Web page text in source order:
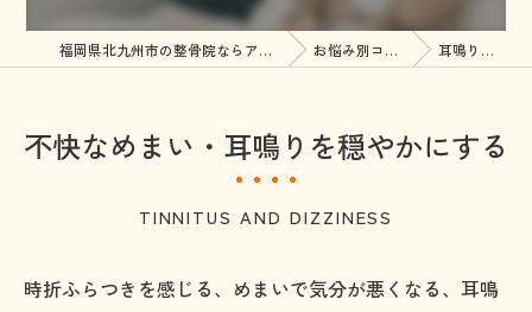
福岡県北九州市の整骨院ならアトラク戸畑整骨院 お悩み別コース紹介 耳鳴り・めまい
不快なめまい・耳鳴りを穏やかにする
TINNITUS AND DIZZINESS
時折ふらつきを感じる、めまいで気分が悪くなる、耳鳴